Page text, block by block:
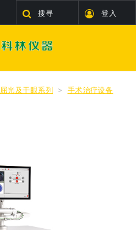
搜寻 登入
屈光及干眼系列
手术治疗设备